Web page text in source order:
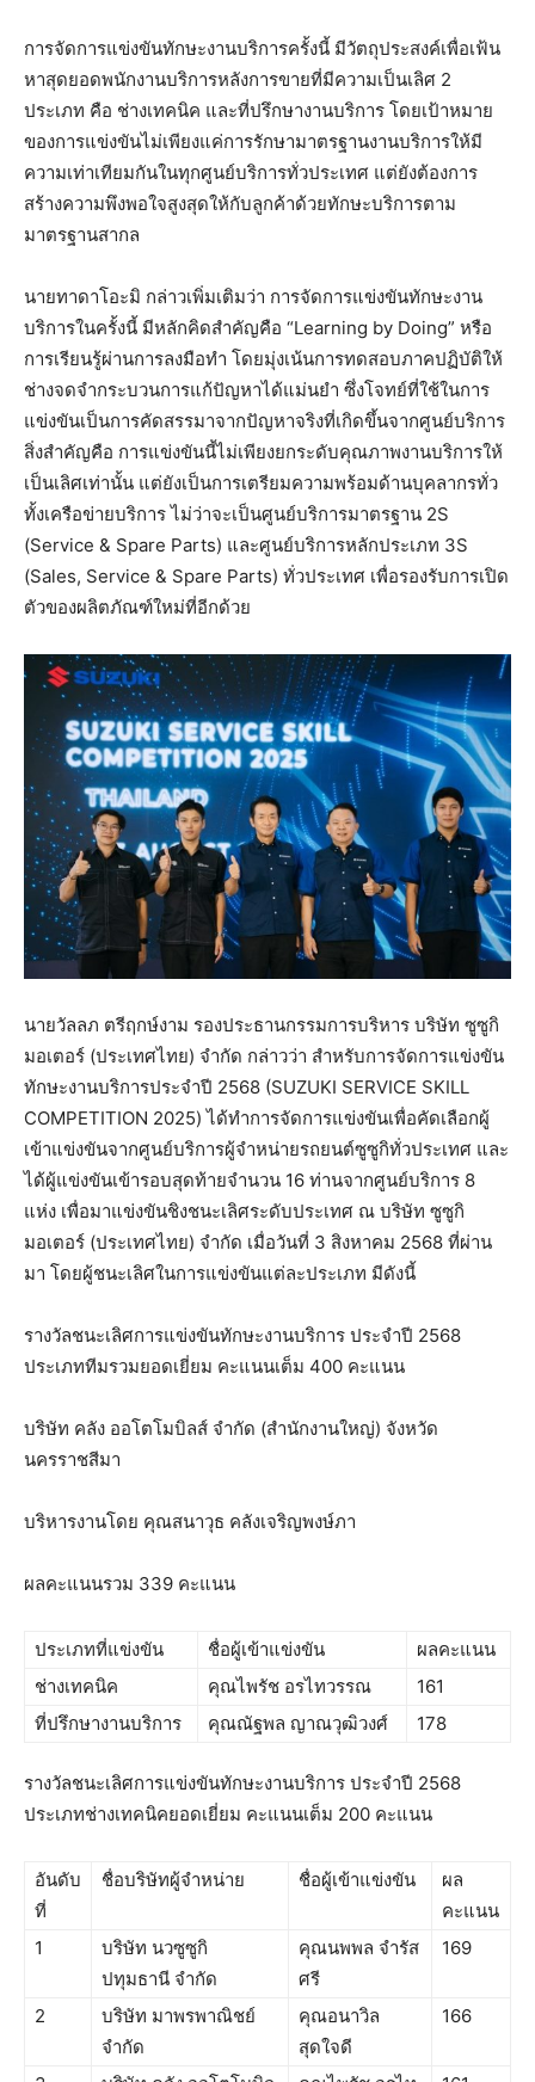
การจัดการแข่งขันทักษะงานบริการครั้งนี้ มีวัตถุประสงค์เพื่อเฟ้น
หาสุดยอดพนักงานบริการหลังการขายที่มีความเป็นเลิศ 2
ประเภท คือ ช่างเทคนิค และที่ปรึกษางานบริการ โดยเป้าหมาย
ของการแข่งขันไม่เพียงแค่การรักษามาตรฐานงานบริการให้มี
ความเท่าเทียมกันในทุกศูนย์บริการทั่วประเทศ แต่ยังต้องการ
สร้างความพึงพอใจสูงสุดให้กับลูกค้าด้วยทักษะบริการตาม
มาตรฐานสากล
นายทาดาโอะมิ กล่าวเพิ่มเติมว่า การจัดการแข่งขันทักษะงาน
บริการในครั้งนี้ มีหลักคิดสำคัญคือ “Learning by Doing” หรือ
การเรียนรู้ผ่านการลงมือทำ โดยมุ่งเน้นการทดสอบภาคปฏิบัติให้
ช่างจดจำกระบวนการแก้ปัญหาได้แม่นยำ ซึ่งโจทย์ที่ใช้ในการ
แข่งขันเป็นการคัดสรรมาจากปัญหาจริงที่เกิดขึ้นจากศูนย์บริการ
สิ่งสำคัญคือ การแข่งขันนี้ไม่เพียงยกระดับคุณภาพงานบริการให้
เป็นเลิศเท่านั้น แต่ยังเป็นการเตรียมความพร้อมด้านบุคลากรทั่ว
ทั้งเครือข่ายบริการ ไม่ว่าจะเป็นศูนย์บริการมาตรฐาน 2S
(Service & Spare Parts) และศูนย์บริการหลักประเภท 3S
(Sales, Service & Spare Parts) ทั่วประเทศ เพื่อรองรับการเปิด
ตัวของผลิตภัณฑ์ใหม่ที่อีกด้วย
นายวัลลภ ตรีฤกษ์งาม รองประธานกรรมการบริหาร บริษัท ซูซูกิ
มอเตอร์ (ประเทศไทย) จำกัด กล่าวว่า สำหรับการจัดการแข่งขัน
ทักษะงานบริการประจำปี 2568 (SUZUKI SERVICE SKILL
COMPETITION 2025) ได้ทำการจัดการแข่งขันเพื่อคัดเลือกผู้
เข้าแข่งขันจากศูนย์บริการผู้จำหน่ายรถยนต์ซูซูกิทั่วประเทศ และ
ได้ผู้แข่งขันเข้ารอบสุดท้ายจำนวน 16 ท่านจากศูนย์บริการ 8
แห่ง เพื่อมาแข่งขันชิงชนะเลิศระดับประเทศ ณ บริษัท ซูซูกิ
มอเตอร์ (ประเทศไทย) จำกัด เมื่อวันที่ 3 สิงหาคม 2568 ที่ผ่าน
มา โดยผู้ชนะเลิศในการแข่งขันแต่ละประเภท มีดังนี้
รางวัลชนะเลิศการแข่งขันทักษะงานบริการ ประจำปี 2568
ประเภททีมรวมยอดเยี่ยม คะแนนเต็ม 400 คะแนน
บริษัท คลัง ออโตโมบิลส์ จำกัด (สำนักงานใหญ่) จังหวัด
นครราชสีมา
บริหารงานโดย คุณสนาวุธ คลังเจริญพงษ์ภา
ผลคะแนนรวม 339 คะแนน
ประเภทที่แข่งขัน ชื่อผู้เข้าแข่งขัน
ผลคะแนน
ช่างเทคนิค
คุณไพรัช อรไทวรรณ
161
ที่ปรึกษางานบริการ
คุณณัฐพล​ ญาณวุฒิวงศ์ 178
รางวัลชนะเลิศการแข่งขันทักษะงานบริการ ประจำปี 2568
ประเภทช่างเทคนิคยอดเยี่ยม คะแนนเต็ม 200 คะแนน
อันดับ
ที่
ชื่อบริษัทผู้จำหน่าย ชื่อผู้เข้าแข่งขัน
ผล
คะแนน
1
บริษัท นวซูซูกิ
ปทุมธานี จำกัด
คุณนพพล จำรัส
ศรี
169
2
บริษัท มาพรพาณิชย์
จำกัด
คุณอนาวิล
สุดใจดี
166